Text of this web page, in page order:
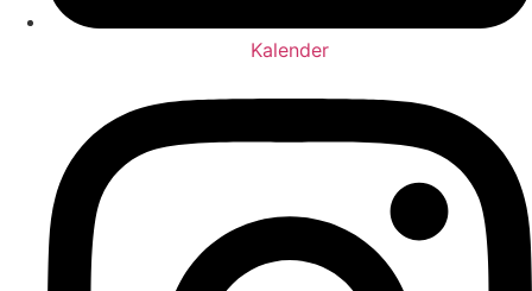
Kalender